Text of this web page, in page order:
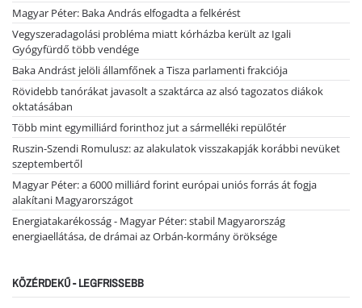
Magyar Péter: Baka András elfogadta a felkérést
Vegyszeradagolási probléma miatt kórházba került az Igali
Gyógyfürdő több vendége
Baka Andrást jelöli államfőnek a Tisza parlamenti frakciója
Rövidebb tanórákat javasolt a szaktárca az alsó tagozatos diákok
oktatásában
Több mint egymilliárd forinthoz jut a sármelléki repülőtér
Ruszin-Szendi Romulusz: az alakulatok visszakapják korábbi nevüket
szeptembertől
Magyar Péter: a 6000 milliárd forint európai uniós forrás át fogja
alakítani Magyarországot
Energiatakarékosság - Magyar Péter: stabil Magyarország
energiaellátása, de drámai az Orbán-kormány öröksége
KÖZÉRDEKŰ - LEGFRISSEBB